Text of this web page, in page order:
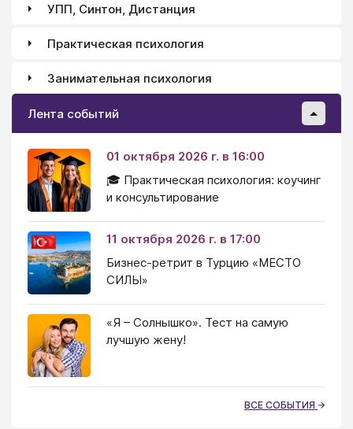
УПП, Синтон, Дистанция
Практическая психология
Занимательная психология
Лента событий
01 октября 2026 г. в 16:00
🎓 Практическая психология: коучинг
и консультирование
11 октября 2026 г. в 17:00
Бизнес-ретрит в Турцию «МЕСТО
СИЛЫ»
«Я – Солнышко». Тест на самую
лучшую жену!
ВСЕ СОБЫТИЯ